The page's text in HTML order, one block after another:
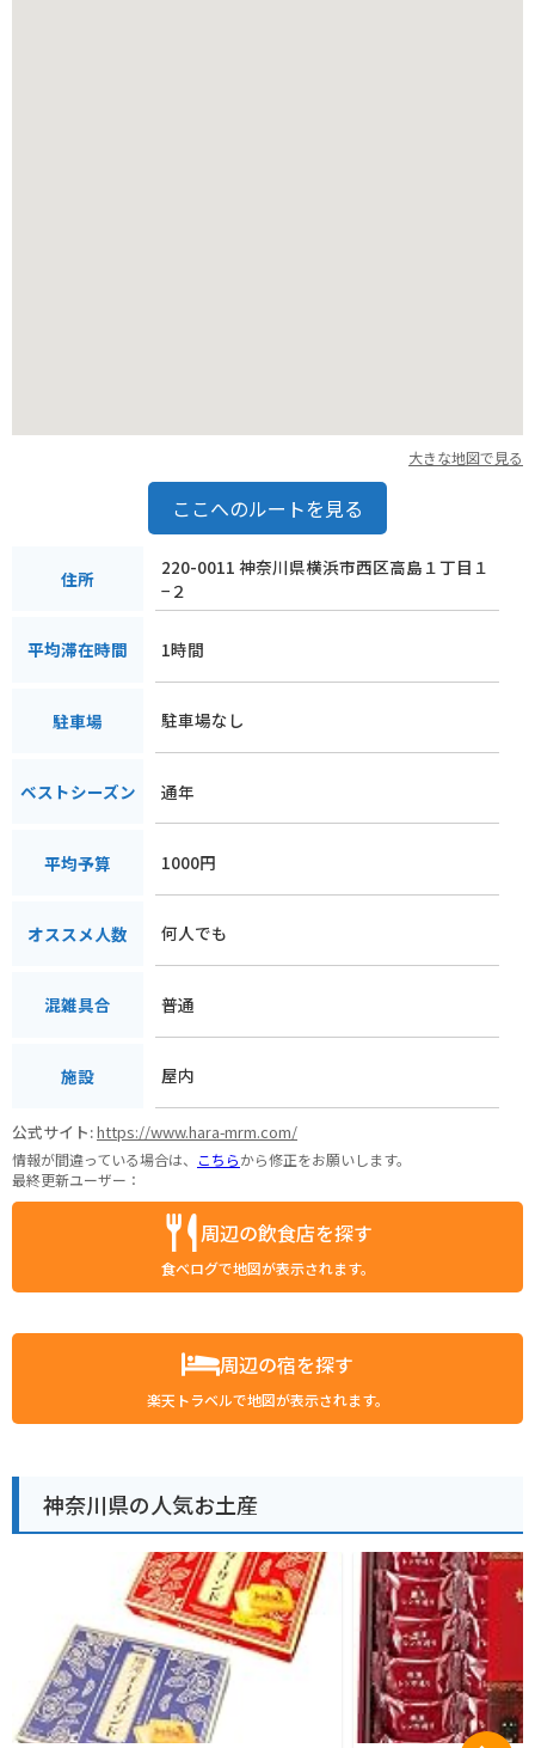
大きな地図で見る
ここへのルートを見る
住所
220-0011 神奈川県横浜市西区高島１丁目１
−２
平均滞在時間 1時間
駐車場 駐車場なし
ベストシーズン 通年
平均予算 1000円
オススメ人数 何人でも
混雑具合 普通
施設 屋内
公式サイト:https://www.hara-mrm.com/
情報が間違っている場合は、 こちらから修正をお願いします。
最終更新ユーザー：
周辺の飲食店を探す
食べログで地図が表示されます。
周辺の宿を探す
楽天トラベルで地図が表示されます。
神奈川県の人気お土産